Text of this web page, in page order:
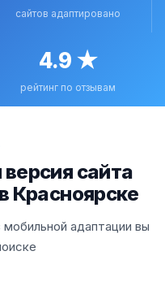
сайтов адаптировано
4.9 ★
рейтинг по отзывам
сайта
Красноярске
адаптации вы